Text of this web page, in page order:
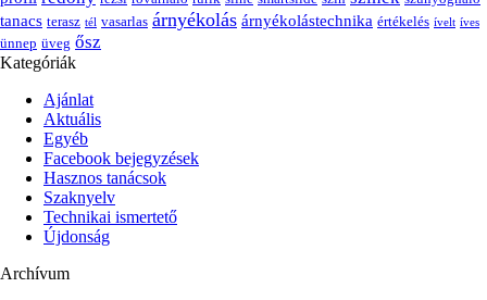
tanacs terasz tél vasarlas árnyékolás árnyékolástechnika értékelés ívelt íves
ünnep üveg ősz
Kategóriák
Ajánlat
Aktuális
Egyéb
Facebook bejegyzések
Hasznos tanácsok
Szaknyelv
Technikai ismertető
Újdonság
Archívum